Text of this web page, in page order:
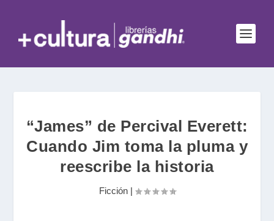
“James” de Percival Everett:
Cuando Jim toma la pluma y
reescribe la historia
Ficción|